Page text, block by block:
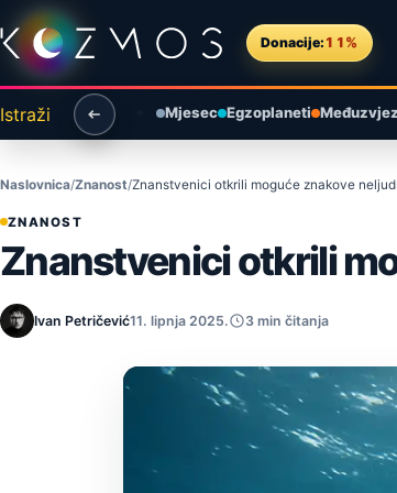
Preskoči na sadržaj
Donacije: 11%
Istraži Mjesec Egzoplaneti
Naslovnica Znanost Znanstvenici otkrili moguće znakove
ZNANOST
Znanstvenici otkrili
Ivan Petričević11. lipnja 2025. 3 min čitanja